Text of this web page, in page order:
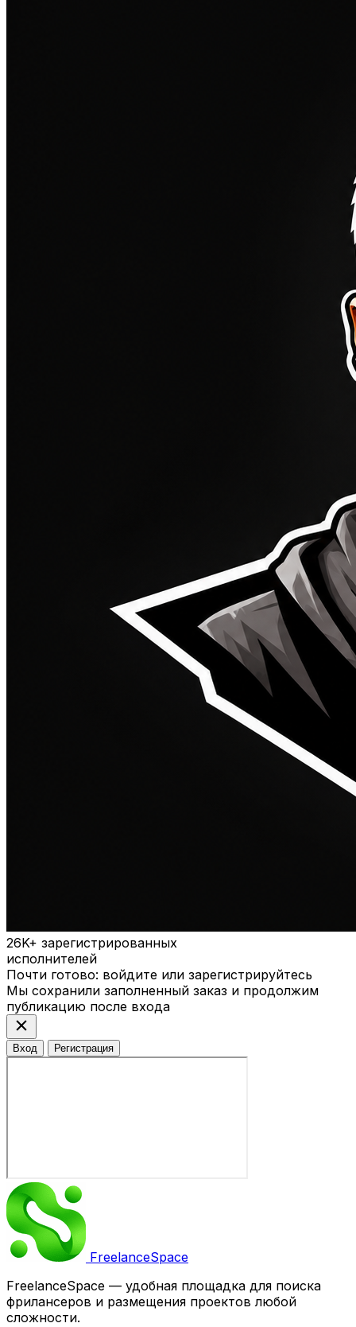
26K+ зарегистрированных
исполнителей
Почти готово: войдите или зарегистрируйтесь
Мы сохранили заполненный заказ и продолжим
публикацию после входа
close
Вход Регистрация
FreelanceSpace
FreelanceSpace — удобная площадка для поиска
фрилансеров и размещения проектов любой
сложности.